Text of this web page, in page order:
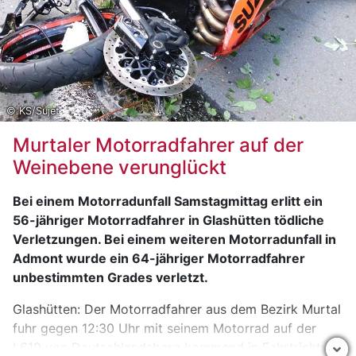
Freistadt registrierte -18,8 Grad bei 539 Metern
in Freistadt. Gars am Kamp meldete -18,5 Grad
bei einer Höhe von 273 Metern in Horn.
Aigen im Ennstal erreichte -18,4 Grad bei 641
Metern in Liezen.
Klausen-Leopoldsdorf verzeichnete -17,9 Grad
bei 389 Metern in Baden.
© KS/Sujet
Murtaler Motorradfahrer auf der
Weinebene verunglückt
Bei einem Motorradunfall Samstagmittag erlitt ein
56-jähriger Motorradfahrer in Glashütten tödliche
Verletzungen. Bei einem weiteren Motorradunfall in
Admont wurde ein 64-jähriger Motorradfahrer
unbestimmten Grades verletzt.
Glashütten: Der Motorradfahrer aus dem Bezirk Murtal
fuhr gegen 12:30 Uhr mit seinem Motorrad auf der
L619 von Deutschlandsberg kommend in Fahrtrichtung